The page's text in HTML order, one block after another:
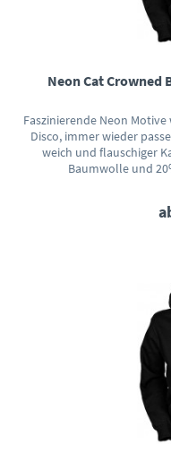
Neon Cat Crowned
Faszinierende Neon
Disco, immer wieder
weich und flauschiger
Baumwolle und